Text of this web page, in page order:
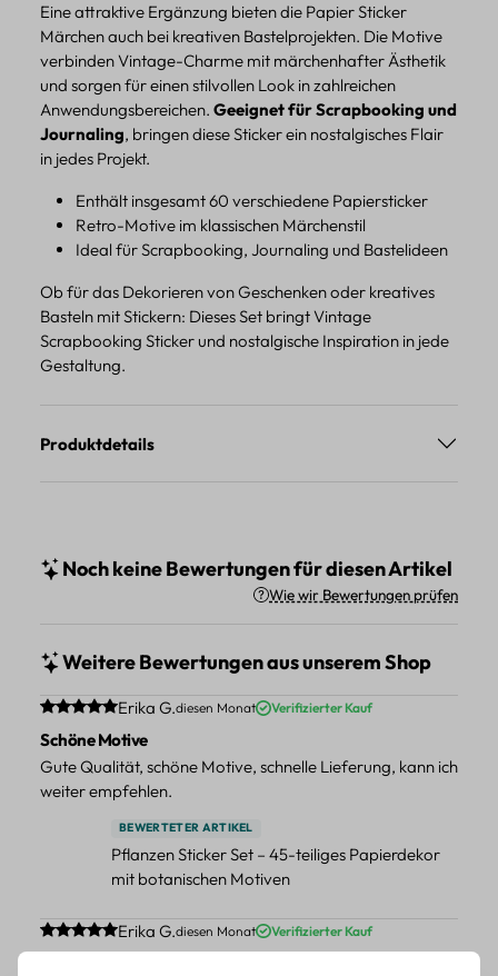
Eine attraktive Ergänzung bieten die Papier Sticker
Märchen auch bei kreativen Bastelprojekten. Die Motive
verbinden Vintage-Charme mit märchenhafter Ästhetik
und sorgen für einen stilvollen Look in zahlreichen
Anwendungsbereichen. Geeignet für Scrapbooking und
Journaling, bringen diese Sticker ein nostalgisches Flair
in jedes Projekt.
Enthält insgesamt 60 verschiedene Papiersticker
Retro-Motive im klassischen Märchenstil
Ideal für Scrapbooking, Journaling und Bastelideen
Ob für das Dekorieren von Geschenken oder kreatives
Basteln mit Stickern: Dieses Set bringt Vintage
Scrapbooking Sticker und nostalgische Inspiration in jede
Gestaltung.
Produktdetails
Noch keine Bewertungen für diesen Artikel
Wie wir Bewertungen prüfen
Weitere Bewertungen aus unserem Shop
Durchschnittliche Bewertung von 5 von 5 Sternen
Erika G.diesen Monat Verifizierter Kauf
Schöne Motive
Gute Qualität, schöne Motive, schnelle Lieferung, kann ich
weiter empfehlen.
BEWERTETER ARTIKEL
Pflanzen Sticker Set – 45-teiliges Papierdekor
mit botanischen Motiven
Durchschnittliche Bewertung von 5 von 5 Sternen
Erika G.diesen Monat Verifizierter Kauf